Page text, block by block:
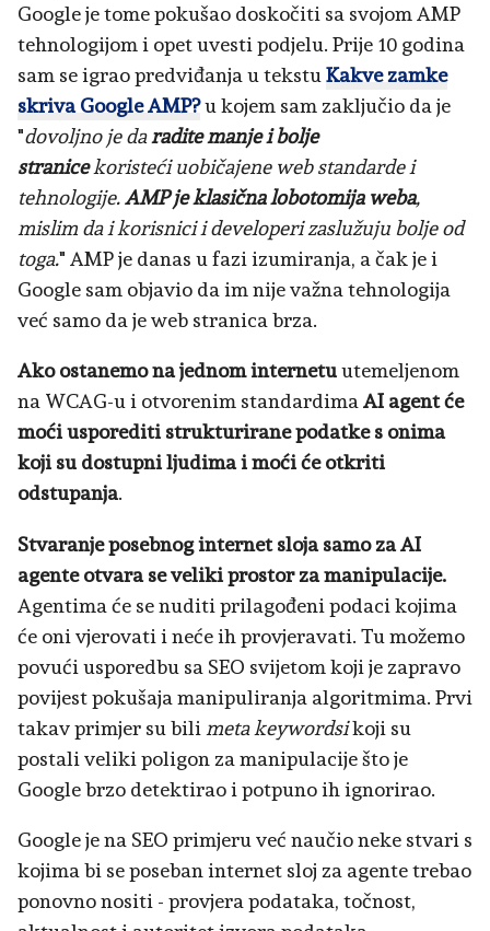
Google je tome pokušao doskočiti sa svojom AMP
tehnologijom i opet uvesti podjelu. Prije 10 godina
sam se igrao predviđanja u tekstu Kakve zamke
skriva Google AMP?u kojem sam zaključio da je
"dovoljno je daradite manje i bolje
stranicekoristeći uobičajene web standarde i
tehnologije.AMP je klasična lobotomija weba,
mislim da i korisnici i developeri zaslužuju bolje od
toga." AMP je danas u fazi izumiranja, a čak je i
Google sam objavio da im nije važna tehnologija
već samo da je web stranica brza.
Ako ostanemo na jednom internetuutemeljenom
na WCAG-u i otvorenim standardimaAI agent će
moći usporediti strukturirane podatke s onima
koji su dostupni ljudima i moći će otkriti
odstupanja.
Stvaranje posebnog internet sloja samo za AI
agente otvara se veliki prostor za manipulacije.
Agentima će se nuditi prilagođeni podaci kojima
će oni vjerovati i neće ih provjeravati. Tu možemo
povući usporedbu sa SEO svijetom koji je zapravo
povijest pokušaja manipuliranja algoritmima. Prvi
takav primjer su bili meta keywordsikoji su
postali veliki poligon za manipulacije što je
Google brzo detektirao i potpuno ih ignorirao.
Google je na SEO primjeru već naučio neke stvari s
kojima bi se poseban internet sloj za agente trebao
ponovno nositi - provjera podataka, točnost,